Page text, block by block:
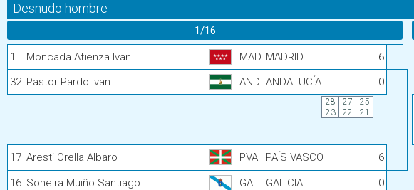
Desnudo hombre
1/16
1 Moncada Atienza Ivan MAD MADRID
6
32 Pastor Pardo Ivan AND ANDALUCÍA 0
28 27
25
23
22 21
17 Aresti Orella Albaro PVA PAÍS VASCO 6
16 Soneira Muiño Santiago GAL GALICIA 0